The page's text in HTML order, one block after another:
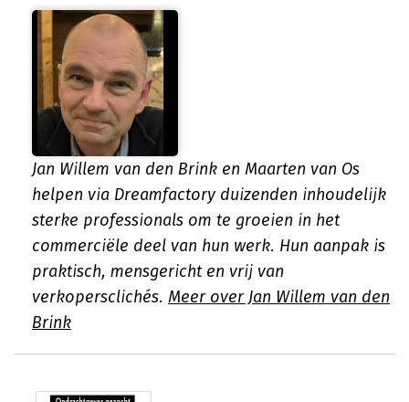
Jan Willem van den Brink en Maarten van Os
helpen via Dreamfactory duizenden inhoudelijk
sterke professionals om te groeien in het
commerciële deel van hun werk. Hun aanpak is
praktisch, mensgericht en vrij van
verkopersclichés. Meer over Jan Willem van den
Brink